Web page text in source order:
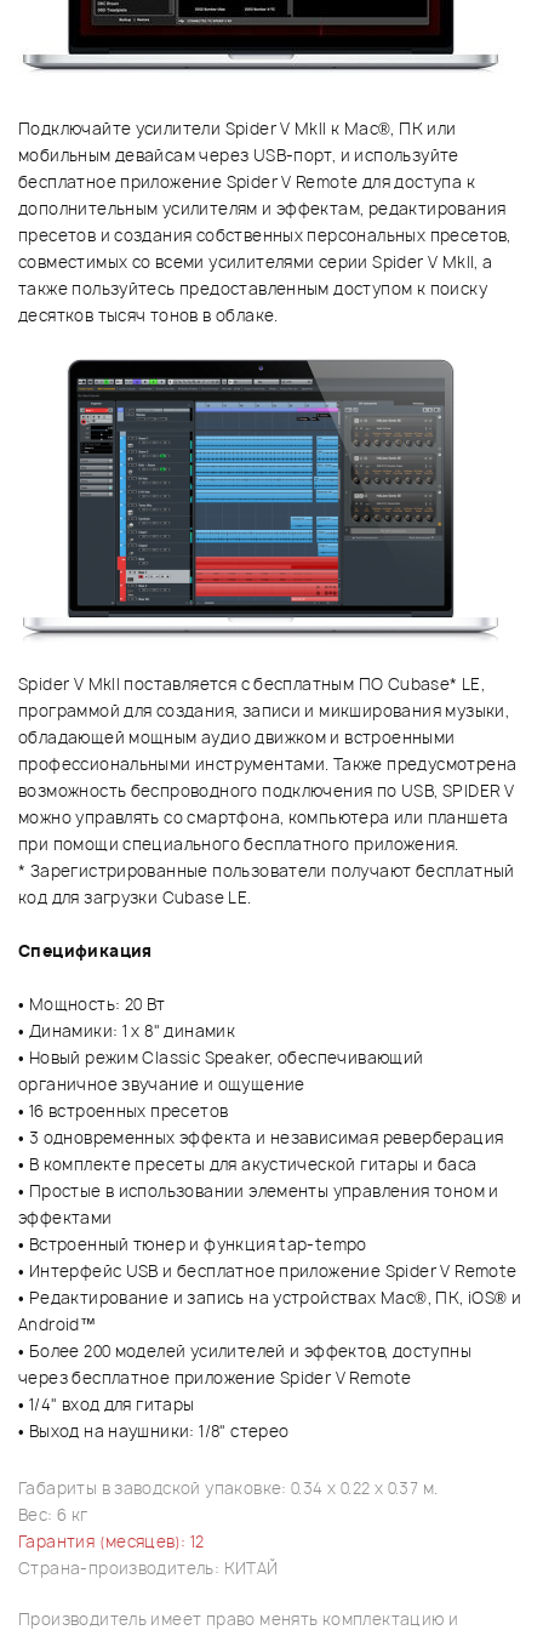
Подключайте усилители Spider V MkII к Mac®, ПК или
мобильным девайсам через USB-порт, и используйте
бесплатное приложение Spider V Remote для доступа к
дополнительным усилителям и эффектам, редактирования
пресетов и создания собственных персональных пресетов,
совместимых со всеми усилителями серии Spider V MkII, а
также пользуйтесь предоставленным доступом к поиску
десятков тысяч тонов в облаке.
Spider V MkII поставляется с бесплатным ПО Cubase* LE,
программой для создания, записи и микширования музыки,
обладающей мощным аудио движком и встроенными
профессиональными инструментами. Также предусмотрена
возможность беспроводного подключения по USB, SPIDER V
можно управлять со смартфона, компьютера или планшета
при помощи специального бесплатного приложения.
* Зарегистрированные пользователи получают бесплатный
код для загрузки Cubase LE.
Спецификация
• Мощность: 20 Вт
• Динамики: 1 х 8" динамик
• Новый режим Classic Speaker, обеспечивающий
органичное звучание и ощущение
• 16 встроенных пресетов
• 3 одновременных эффекта и независимая реверберация
• В комплекте пресеты для акустической гитары и баса
• Простые в использовании элементы управления тоном и
эффектами
• Встроенный тюнер и функция tap-tempo
• Интерфейс USB и бесплатное приложение Spider V Remote
• Редактирование и запись на устройствах Mac®, ПК, iOS® и
Android™
• Более 200 моделей усилителей и эффектов, доступны
через бесплатное приложение Spider V Remote
• 1/4" вход для гитары
• Выход на наушники: 1/8" стерео
Габариты в заводской упаковке: 0.34 x 0.22 x 0.37 м.
Вес: 6 кг
Гарантия (месяцев): 12
Страна-производитель: КИТАЙ
Производитель имеет право менять комплектацию и